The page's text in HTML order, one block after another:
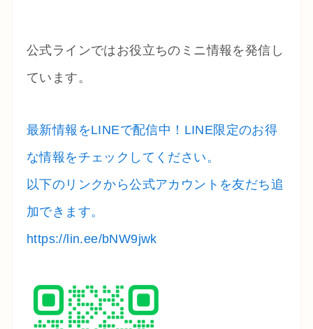
公式ラインではお役立ちのミニ情報を発信し
ています。
最新情報をLINEで配信中！LINE限定のお得
な情報をチェックしてください。
以下のリンクから公式アカウントを友だち追
加できます。
https://lin.ee/bNW9jwk